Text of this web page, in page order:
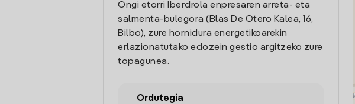
Ongi etorri Iberdrola enpresaren arreta- eta
salmenta-bulegora (Blas De Otero Kalea, 16,
Bilbo), zure hornidura energetikoarekin
erlazionatutako edozein gestio argitzeko zure
topagunea.
Ordutegia